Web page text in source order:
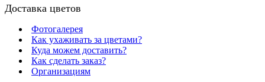
Доставка цветов
Фотогалерея
Как ухаживать за цветами?
Куда можем доставить?
Как сделать заказ?
Организациям